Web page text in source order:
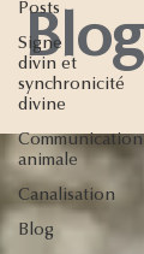
Posts
Signe
divin et
synchronicité
divine
Communication
animale
Canalisation
Blog
Blog